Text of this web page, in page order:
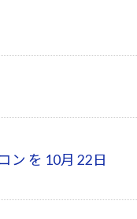
ン を 10月 22日